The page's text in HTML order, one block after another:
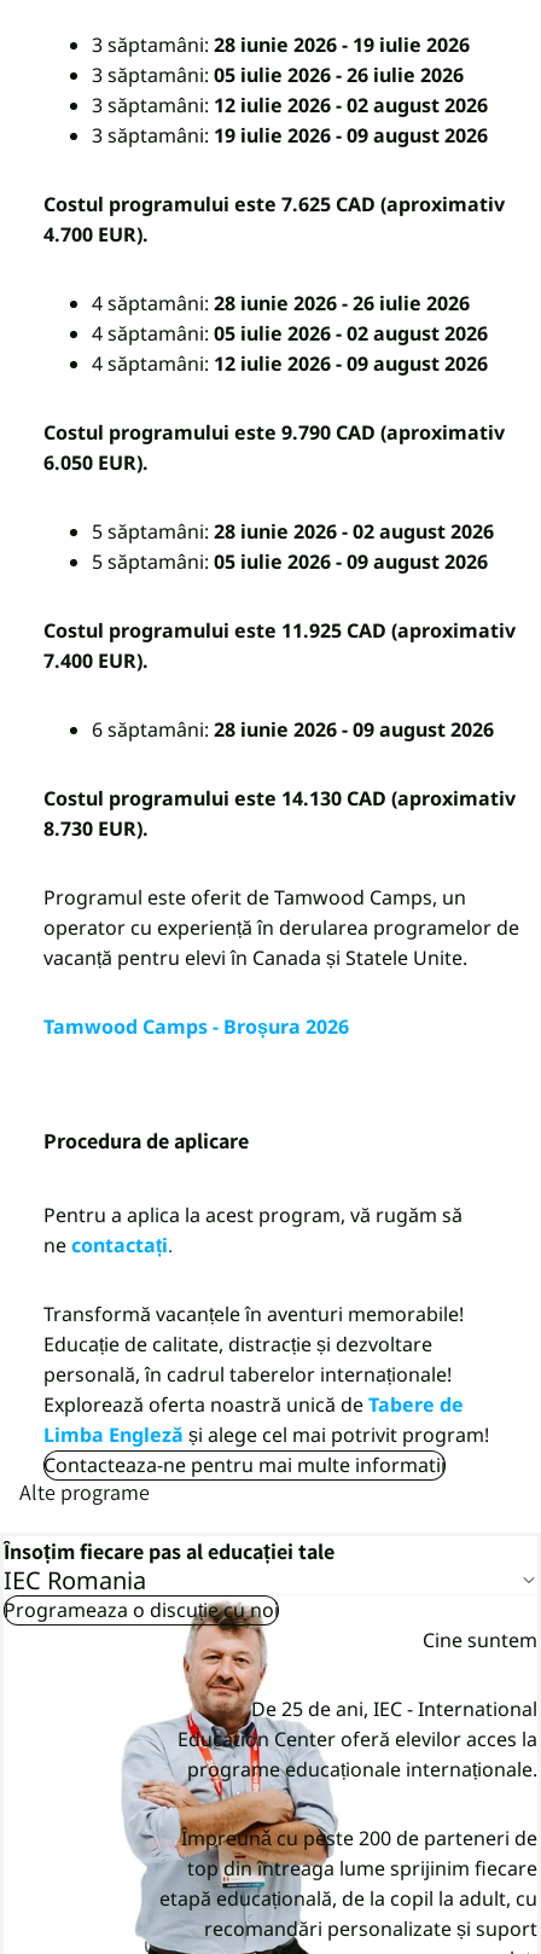
3 săptamâni: 28 iunie 2026 - 19 iulie 2026
3 săptamâni: 05 iulie 2026 - 26 iulie 2026
3 săptamâni: 12 iulie 2026 - 02 august 2026
3 săptamâni: 19 iulie 2026 - 09 august 2026
Costul programului este 7.625 CAD (aproximativ
4.700 EUR).
4 săptamâni: 28 iunie 2026 - 26 iulie 2026
4 săptamâni: 05 iulie 2026 - 02 august 2026
4 săptamâni: 12 iulie 2026 - 09 august 2026
Costul programului este 9.790 CAD (aproximativ
6.050 EUR).
5 săptamâni: 28 iunie 2026 - 02 august 2026
5 săptamâni: 05 iulie 2026- 09 august 2026
Costul programului este 11.925 CAD (aproximativ
7.400 EUR).
6 săptamâni: 28 iunie 2026 - 09 august 2026
Costul programului este 14.130 CAD (aproximativ
8.730 EUR).
Programul este oferit deTamwood Camps, un
operator cu experiență în derularea programelor de
vacanță pentru elevi în Canada și Statele Unite.
Tamwood Camps - Broșura 2026
Procedura de aplicare
Pentru a aplica la acest program, vă rugăm să
necontactați.
Transformă vacanțele în aventuri memorabile!
Educație de calitate, distracție și dezvoltare
personală, în cadrul taberelor internaționale!
Explorează oferta noastră unică deTabere de
Limba Engleză și alege cel mai potrivit program!
Contacteaza-ne pentru mai multe informatii
Alte programe
Însoțim fiecare pas al educației tale
IEC Romania
Programeaza o discuție cu noi
Cine suntem
De 25 de ani, IEC - International
Education Center oferă elevilor acces la
programe educaționale internaționale.
Împreunǎ cu peste 200 de parteneri de
top din întreaga lume sprijinim fiecare
etapă educațională, de la copil la adult, cu
recomandări personalizate și suport